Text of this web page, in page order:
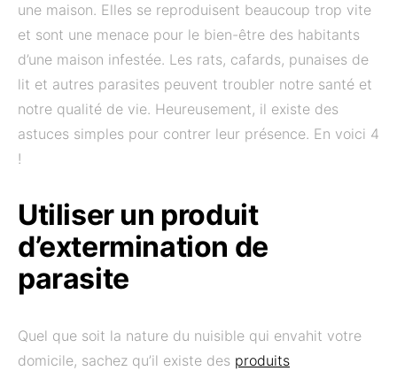
une maison. Elles se reproduisent beaucoup trop vite
et sont une menace pour le bien-être des habitants
d’une maison infestée. Les rats, cafards, punaises de
lit et autres parasites peuvent troubler notre santé et
notre qualité de vie. Heureusement, il existe des
astuces simples pour contrer leur présence. En voici 4
!
Utiliser un produit
d’extermination de
parasite
Quel que soit la nature du nuisible qui envahit votre
domicile, sachez qu’il existe des produits